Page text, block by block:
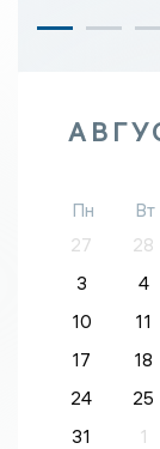
Пн Вт
27
28
3
4
10
11
17
18
24
25
31
1